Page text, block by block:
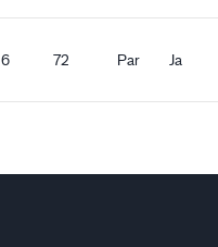
6 72 Par Ja